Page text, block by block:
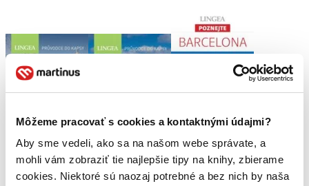
Môžeme pracovať s cookies a kontaktnými údajmi?
Aby sme vedeli, ako sa na našom webe správate, a
mohli vám zobraziť tie najlepšie tipy na knihy, zbierame
cookies. Niektoré sú naozaj potrebné a bez nich by naša
Objavujte svet so sprievodcami Lingea